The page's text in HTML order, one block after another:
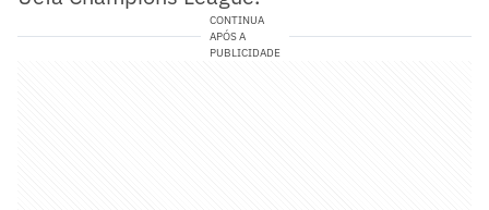
CONTINUA
APÓS A
PUBLICIDADE